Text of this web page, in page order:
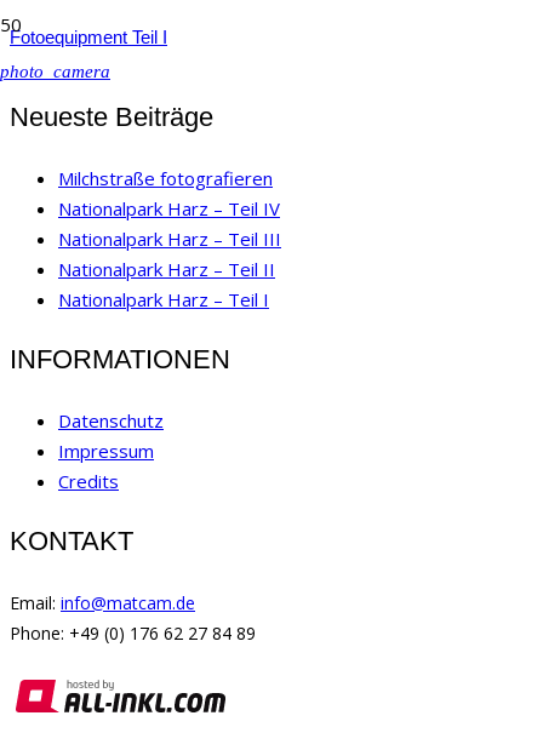
photo_camera
Fotoequipment Teil I
Neueste Beiträge
Milchstraße fotografieren
Nationalpark Harz – Teil IV
Nationalpark Harz – Teil III
Nationalpark Harz – Teil II
Nationalpark Harz – Teil I
INFORMATIONEN
Datenschutz
Impressum
Credits
KONTAKT
Email: info@matcam.de
Phone: +49 (0) 176 62 27 84 89